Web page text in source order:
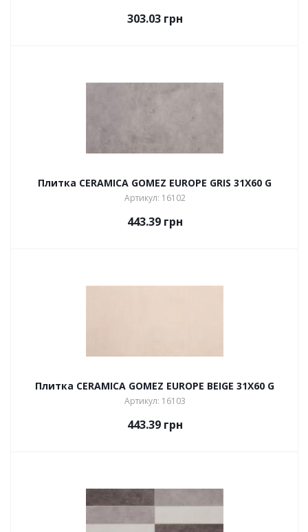
303.03грн
Плитка CERAMICA GOMEZ EUROPE GRIS 31X60 G
Артикул: 16102
443.39грн
Плитка CERAMICA GOMEZ EUROPE BEIGE 31X60 G
Артикул: 16103
443.39грн